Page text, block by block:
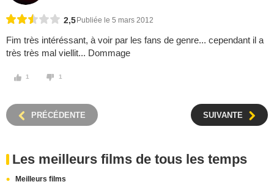
2,5 Publiée le 5 mars 2012
Fim très intéréssant, à voir par les fans de genre... cependant il a
très très mal viellit... Dommage
1 1
PRÉCÉDENTE SUIVANTE
Les meilleurs films de tous les temps
Meilleurs films